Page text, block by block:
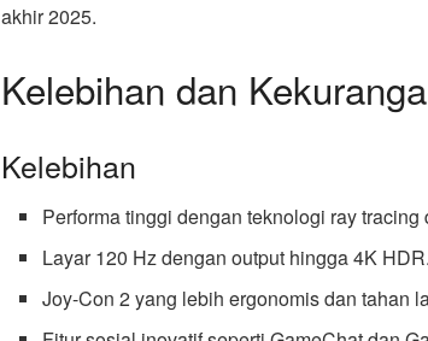
akhir 2025.
Kelebihan dan
Kelebihan
Performa tinggi dengan teknologi ray tracing
Layar 120 Hz dengan output hingga 4K HDR.
Joy-Con 2 yang lebih ergonomis dan tahan